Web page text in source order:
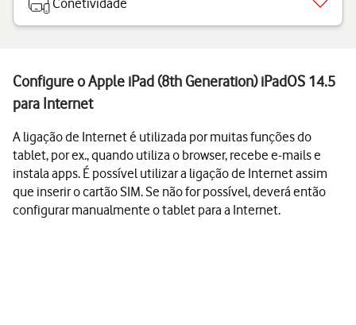
Conetividade
Configure o Apple iPad (8th Generation) iPadOS 14.5
para Internet
A ligação de Internet é utilizada por muitas funções do
tablet, por ex., quando utiliza o browser, recebe e-mails e
instala apps. É possível utilizar a ligação de Internet assim
que inserir o cartão SIM. Se não for possível, deverá então
configurar manualmente o tablet para a Internet.